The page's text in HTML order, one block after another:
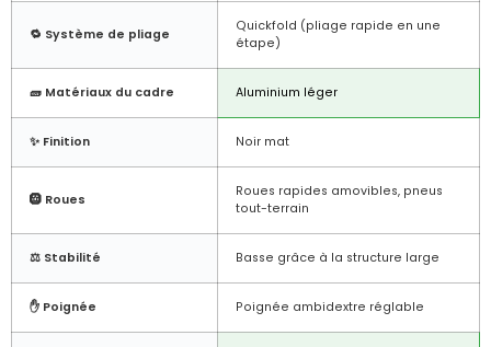
🔁 Système de pliage
Quickfold (pliage rapide en une
étape)
🧱 Matériaux du cadre Aluminium léger
✨ Finition Noir mat
🛞 Roues
Roues rapides amovibles, pneus
tout-terrain
⚖️ Stabilité Basse grâce à la structure large
✋ Poignée Poignée ambidextre réglable